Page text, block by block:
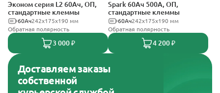
Эконом серия L2 60Ач, ОП,
стандартные клеммы
242х175х190 мм
60Ач
Обратная полярность
3 000 ₽
Spark 60Ач 500А, ОП,
стандартные клеммы
242х175х190 мм
60Ач
Обратная полярность
4 200 ₽
Доставляем заказы
собственной